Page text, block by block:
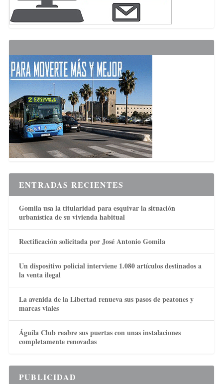
ENTRADAS RECIENTES
Gomila usa la titularidad para esquivar la situación
urbanística de su vivienda habitual
Rectificación solicitada por José Antonio Gomila
Un dispositivo policial interviene 1.080 artículos destinados a
la venta ilegal
La avenida de la Libertad renueva sus pasos de peatones y
marcas viales
Águila Club reabre sus puertas con unas instalaciones
completamente renovadas
PUBLICIDAD